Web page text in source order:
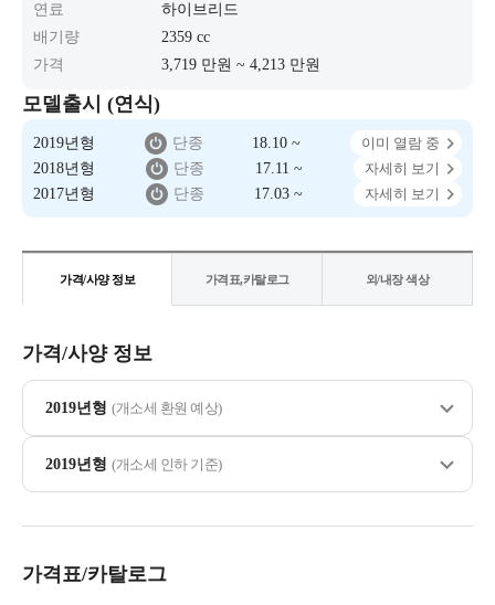
연료
하이브리드
배기량
2359 cc
가격
3,719 만원 ~ 4,213 만원
모델출시 (연식)
2019년형 단종 18.10 ~
이미 열람 중
2018년형
단종 17.11 ~
자세히 보기
2017년형
단종 17.03 ~ 자세히 보기
가격/사양 정보 가격표,카탈로그 외/내장 색상
가격/사양 정보
2019년형 (개소세 환원 예상)
2019년형 (개소세 인하 기준)
가격표/카탈로그